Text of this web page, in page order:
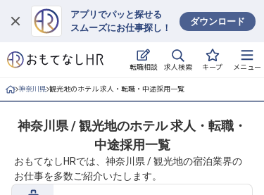
アプリでパッと探せる
スムーズにお仕事探し！
ダウンロード
転職相談 求人検索 キープ メニュー
ログイン
求人・施設を探す
就職・転職 合同説明会
おもてなしHRについて
神奈川県 観光地のホテル 求人・転職・中途採用一覧
神奈川県 / 観光地のホテル 求人・転職・
中途採用一覧
おもてなしHRでは、神奈川県 / 観光地の宿泊業界の
お仕事を多数ご紹介いたします。